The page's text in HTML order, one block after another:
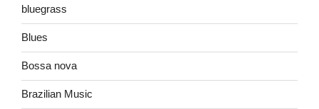
bluegrass
Blues
Bossa nova
Brazilian Music